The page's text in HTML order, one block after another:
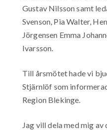
Gustav Nilsson samt
Svenson, Pia Walter,
Jörgensen Emma
Ivarsson.
Till årsmötet hade vi
Stjärnlöf som
Region Blekinge.
Jag vill dela med mig